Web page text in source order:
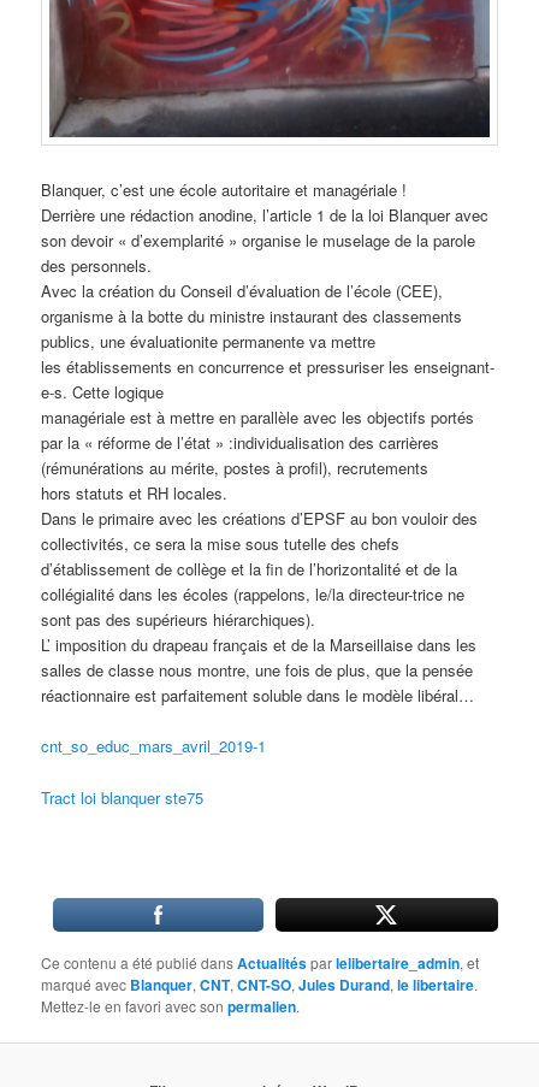
Blanquer, c’est une école autoritaire et managériale !
Derrière une rédaction anodine, l’article 1 de la loi Blanquer avec
son devoir « d’exemplarité » organise le muselage de la parole
des personnels.
Avec la création du Conseil d’évaluation de l’école (CEE),
organisme à la botte du ministre instaurant des classements
publics, une évaluationite permanente va mettre
les établissements en concurrence et pressuriser les enseignant-
e-s. Cette logique
managériale est à mettre en parallèle avec les objectifs portés
par la « réforme de l’état » :individualisation des carrières
(rémunérations au mérite, postes à profil), recrutements
hors statuts et RH locales.
Dans le primaire avec les créations d’EPSF au bon vouloir des
collectivités, ce sera la mise sous tutelle des chefs
d’établissement de collège et la fin de l’horizontalité et de la
collégialité dans les écoles (rappelons, le/la directeur-trice ne
sont pas des supérieurs hiérarchiques).
L’ imposition du drapeau français et de la Marseillaise dans les
salles de classe nous montre, une fois de plus, que la pensée
réactionnaire est parfaitement soluble dans le modèle libéral…
cnt_so_educ_mars_avril_2019-1
Tract loi blanquer ste75
Ce contenu a été publié dansActualitésparlelibertaire_admin, et
marqué avec Blanquer,CNT,CNT-SO,Jules Durand,le libertaire.
Mettez-le en favori avec sonpermalien.